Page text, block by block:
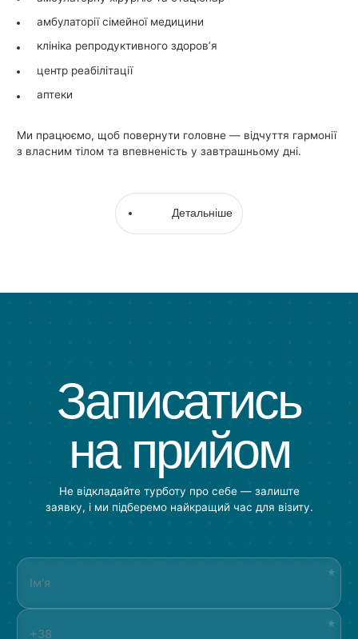
амбулаторії сімейної медицини
клініка репродуктивного здоров’я
центр реабілітації
аптеки
Ми працюємо, щоб повернути головне — відчуття гармонії
з власним тілом та впевненість у завтрашньому дні.
Детальніше
Записатись
на прийом
Не відкладайте турботу про себе — залиште
заявку, і ми підберемо найкращий час для візиту.